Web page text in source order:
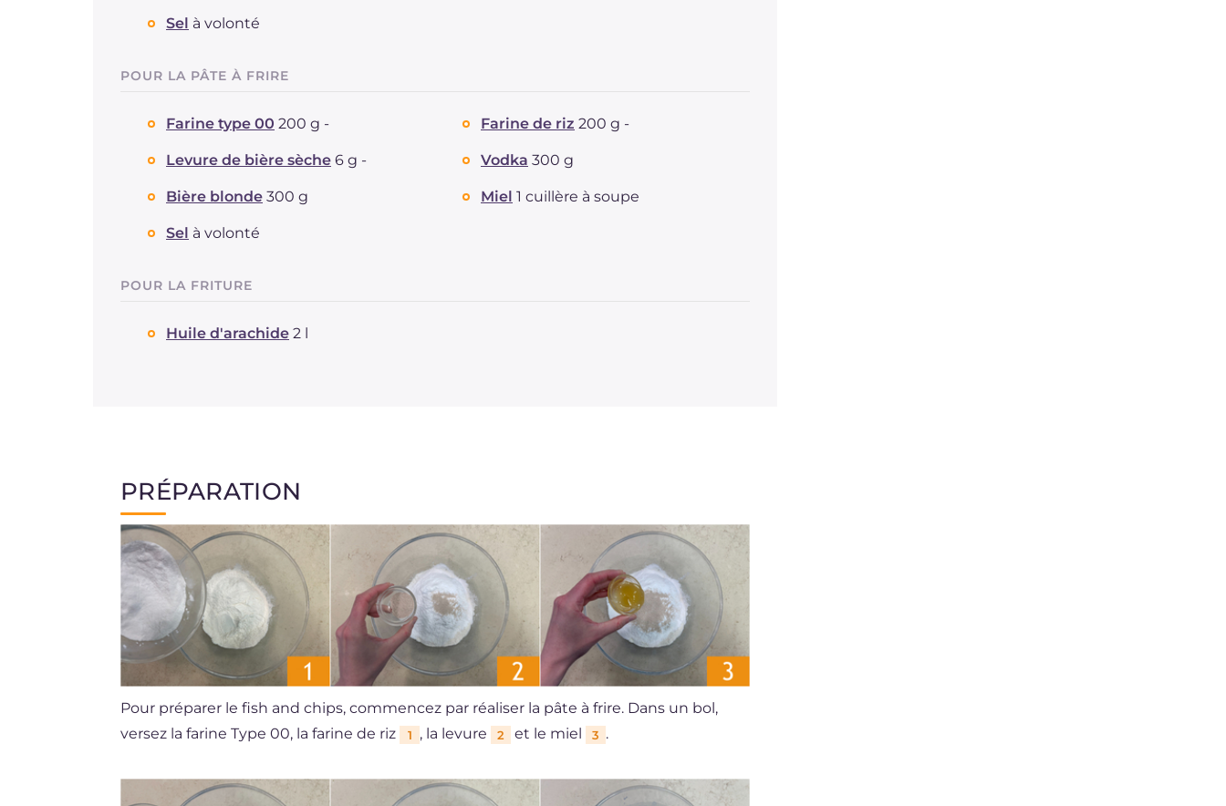
Sel à volonté
POUR LA PÂTE À FRIRE
Farine type 00 200 g - Farine de riz 200 g -
Levure de bière sèche 6 g - Vodka 300 g
Bière blonde 300 g Miel 1 cuillère à soupe
Sel à volonté
POUR LA FRITURE
Huile d'arachide 2 l
PRÉPARATION
Pour préparer le fish and chips, commencez par réaliser la pâte à frire. Dans un bol,
versez la farine Type 00, la farine de riz
1 , la levure 2 et le miel 3 .